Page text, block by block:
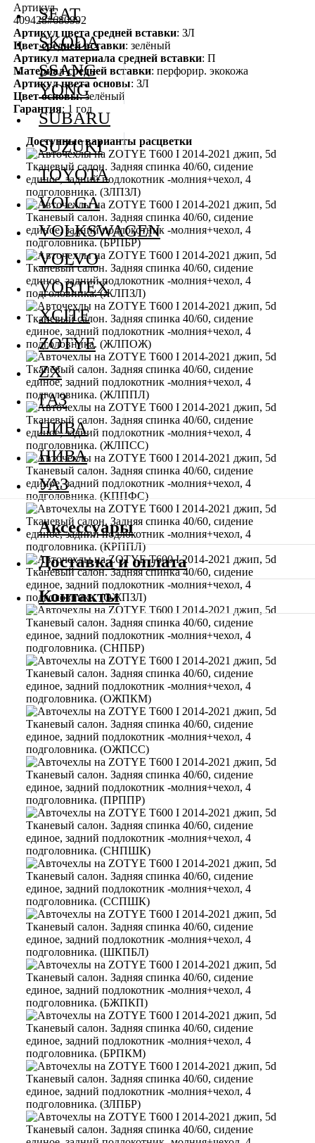
Артикул
409428#680992
Артикул цвета средней вставки: ЗЛ
Цвет средней вставки: зелёный
Артикул материала средней вставки: П
Материал средней вставки: перфорир. экокожа
Артикул цвета основы: ЗЛ
Цвет основы: зелёный
Гарантия: 1 год
Доступные варианты расцветки
SEAT
SKODA
SSANG
YONG
SUBARU
SUZUKI
TOYOTA
VOLGA
VOLKSWAGEN
VOLVO
VORTEX
XCITE
ZOTYE
ZX
ГАЗ
НИВА
НИВА
УАЗ
Аксессуары
Доставка и оплата
Контакты